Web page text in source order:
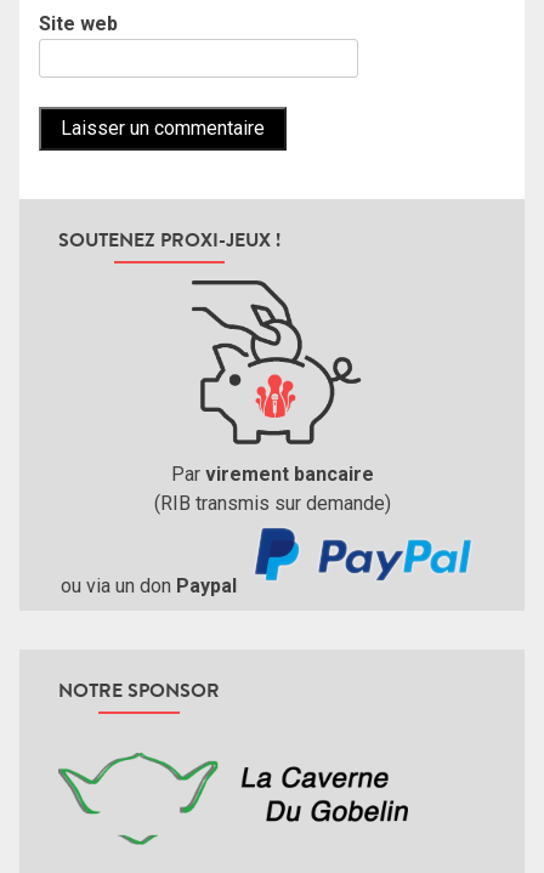
Site web
SOUTENEZ PROXI-JEUX !
Par virement bancaire
(RIB transmis sur demande)
ou via un don Paypal
NOTRE SPONSOR